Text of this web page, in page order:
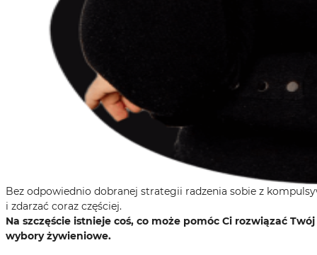
Bez odpowiednio dobranej strategii radzenia sobie z
i zdarzać coraz częściej.
Na szczęście istnieje coś, co może pomóc Ci rozwiązać
wybory żywieniowe.